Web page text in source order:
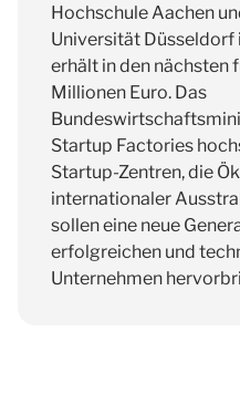
Hochschule Aachen
Universität
erhält in den nächsten
Millionen Euro. Das
Startup Factories
Startup-Zentren, die
internationaler
sollen eine neue
erfolgreichen und
Unternehmen